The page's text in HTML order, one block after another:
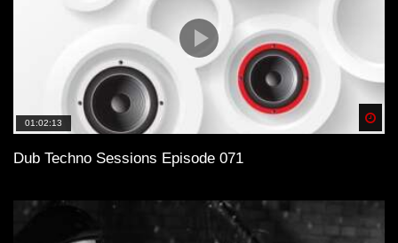
01:02:13
Dub Techno Sessions Episode 071